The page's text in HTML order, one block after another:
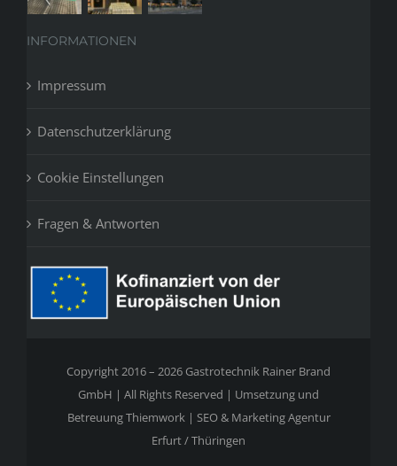
INFORMATIONEN
Impressum
Datenschutzerklärung
Cookie Einstellungen
Fragen & Antworten
Copyright 2016 – 2026 Gastrotechnik Rainer Brand
GmbH | All Rights Reserved | Umsetzung und
BetreuungThiemwork | SEO & Marketing Agentur
Erfurt / Thüringen